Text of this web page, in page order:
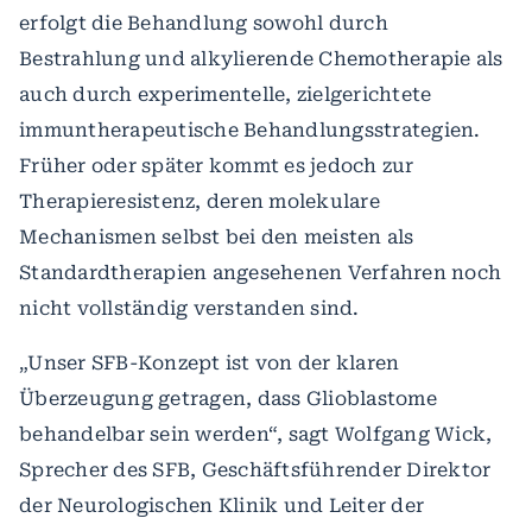
erfolgt die Behandlung sowohl durch
Bestrahlung und alkylierende Chemotherapie als
auch durch experimentelle, zielgerichtete
immuntherapeutische Behandlungsstrategien.
Früher oder später kommt es jedoch zur
Therapieresistenz, deren molekulare
Mechanismen selbst bei den meisten als
Standardtherapien angesehenen Verfahren noch
nicht vollständig verstanden sind.
„Unser SFB-Konzept ist von der klaren
Überzeugung getragen, dass Glioblastome
behandelbar sein werden“, sagt Wolfgang Wick,
Sprecher des SFB, Geschäftsführender Direktor
der Neurologischen Klinik und Leiter der